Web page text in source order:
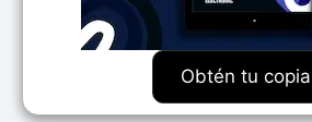
Obtén tu copia